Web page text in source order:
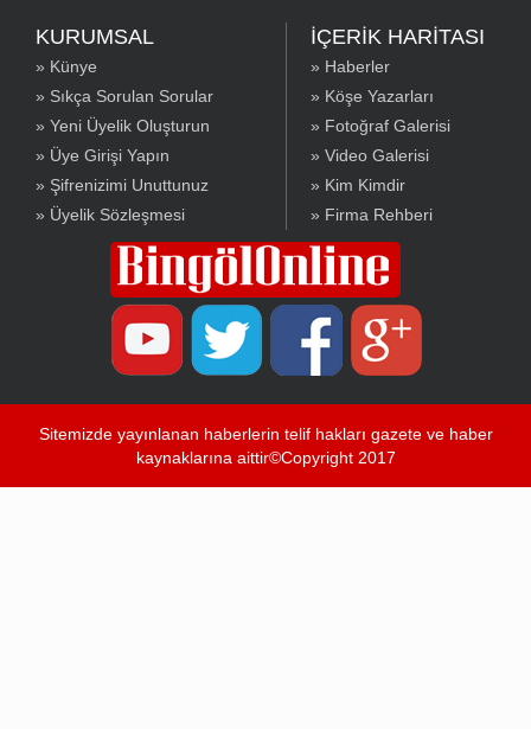
KURUMSAL
» Künye
» Sıkça Sorulan Sorular
» Yeni Üyelik Oluşturun
» Üye Girişi Yapın
» Şifrenizimi Unuttunuz
» Üyelik Sözleşmesi
İÇERİK HARİTASI
» Haberler
» Köşe Yazarları
» Fotoğraf Galerisi
» Video Galerisi
» Kim Kimdir
» Firma Rehberi
Sitemizde yayınlanan haberlerin telif hakları gazete ve haber
kaynaklarına aittir©Copyright 2017